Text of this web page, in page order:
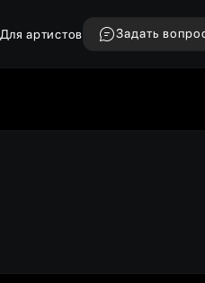
Для артистов Задать